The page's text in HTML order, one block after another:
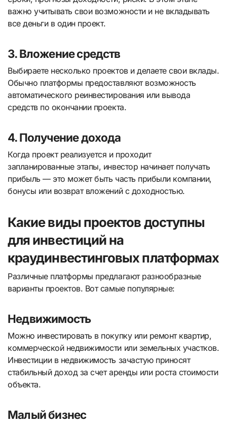
важно учитывать свои возможности и не вкладывать
все деньги в один проект.
3. Вложение средств
Выбираете несколько проектов и делаете свои вклады.
Обычно платформы предоставляют возможность
автоматического реинвестирования или вывода
средств по окончании проекта.
4. Получение дохода
Когда проект реализуется и проходит
запланированные этапы, инвестор начинает получать
прибыль — это может быть часть прибыли компании,
бонусы или возврат вложений с доходностью.
Какие виды проектов доступны
для инвестиций на
краудинвестинговых платформах
Различные платформы предлагают разнообразные
варианты проектов. Вот самые популярные:
Недвижимость
Можно инвестировать в покупку или ремонт квартир,
коммерческой недвижимости или земельных участков.
Инвестиции в недвижимость зачастую приносят
стабильный доход за счет аренды или роста стоимости
объекта.
Малый бизнес